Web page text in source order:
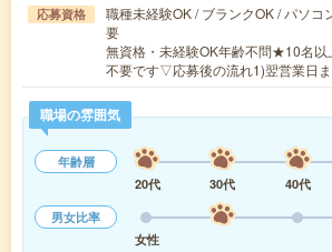
応募資格
職種未経験OK / ブランクOK / パソコ
要
無資格・未経験OK年齢不問★10名
不要です▽応募後の流れ1)翌営業日
職場の雰囲気
年齢層
20代
30代 40代
男女比率
女性